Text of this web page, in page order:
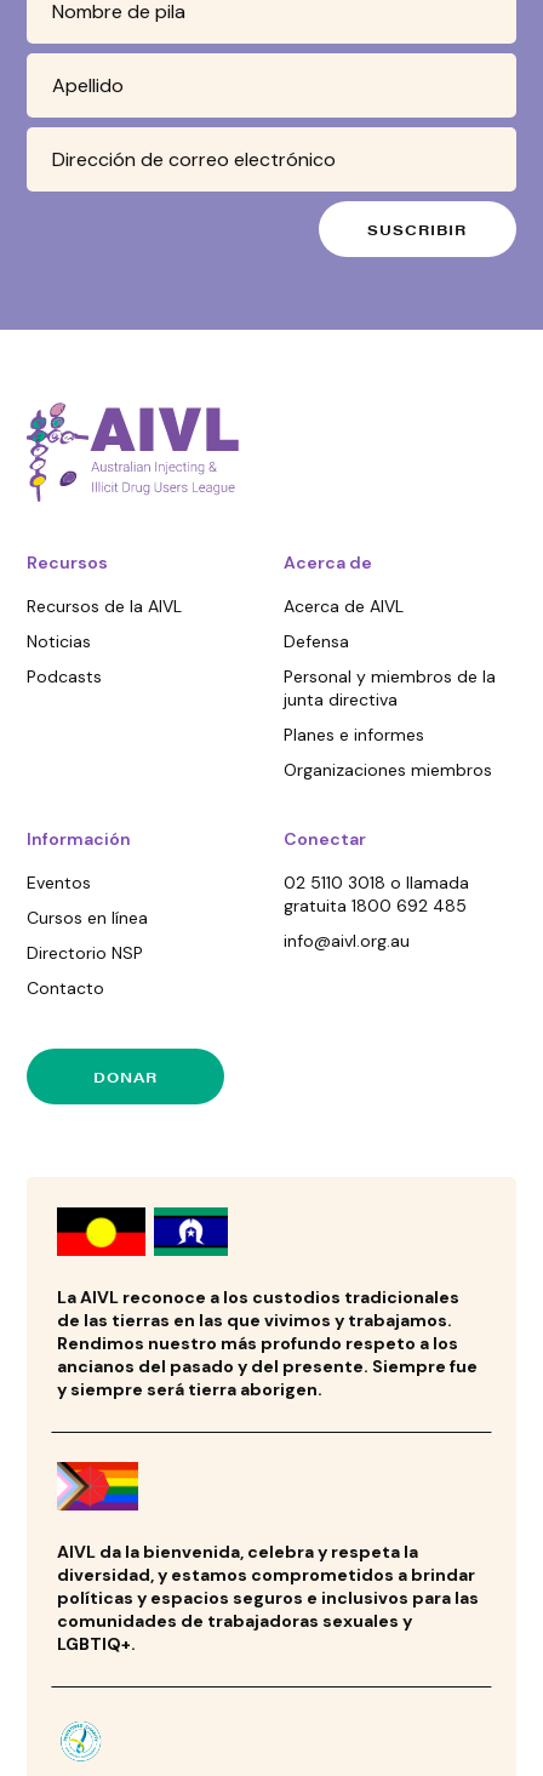
Recursos
Recursos de la AIVL
Noticias
Podcasts
Acerca de
Acerca de AIVL
Defensa
Personal y miembros de la
junta directiva
Planes e informes
Organizaciones miembros
Información
Eventos
Cursos en línea
Directorio NSP
Contacto
Conectar
02 5110 3018 o llamada
gratuita 1800 692 485
info@aivl.org.au
DONAR
La AIVL reconoce a los custodios tradicionales
de las tierras en las que vivimos y trabajamos.
Rendimos nuestro más profundo respeto a los
ancianos del pasado y del presente. Siempre fue
y siempre será tierra aborigen.
AIVL da la bienvenida, celebra y respeta la
diversidad, y estamos comprometidos a brindar
políticas y espacios seguros e inclusivos para las
comunidades de trabajadoras sexuales y
LGBTIQ+.